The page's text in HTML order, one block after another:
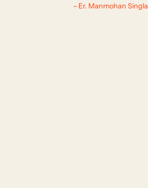
– Er. Manmohan Singla